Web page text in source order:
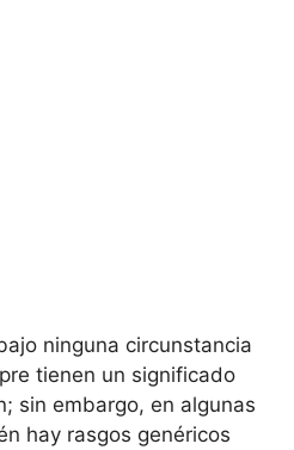
ninguna circunstancia
tienen un significado
sin embargo, en algunas
hay rasgos genéricos